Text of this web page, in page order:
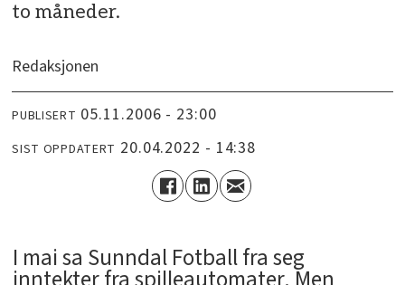
to måneder.
Redaksjonen
PUBLISERT 05.11.2006 - 23:00
SIST OPPDATERT 20.04.2022 - 14:38
I mai sa Sunndal Fotball fra seg